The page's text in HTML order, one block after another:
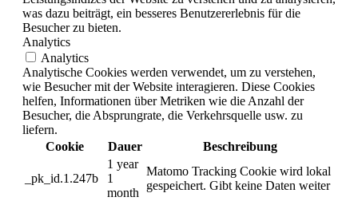
was dazu beiträgt, ein besseres Benutzererlebnis für die
Besucher zu bieten.
Analytics
Analytics
Analytische Cookies werden verwendet, um zu verstehen,
wie Besucher mit der Website interagieren. Diese Cookies
helfen, Informationen über Metriken wie die Anzahl der
Besucher, die Absprungrate, die Verkehrsquelle usw. zu
liefern.
Cookie
Dauer Beschreibung
_pk_id.1.247b
1 year
1
month
Matomo Tracking Cookie wird lokal
gespeichert. Gibt keine Daten weiter